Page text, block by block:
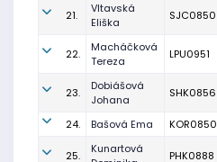
21.
Vltavská
Eliška
SJC0850
22.
Macháčková
Tereza
LPU0951
23.
Dobiášová
Johana
SHK0856
24. Bašová Ema KOR0850
25.
Kunartová
PHK0888